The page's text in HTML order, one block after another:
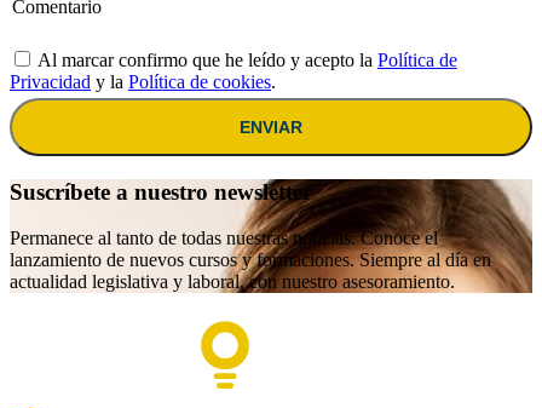
Al marcar confirmo que he leído y acepto la Política de
Privacidad y la Política de cookies.
ENVIAR
Suscríbete a nuestro newsletter
Permanece al tanto de todas nuestras noticias. Conoce el
lanzamiento de nuevos cursos y formaciones. Siempre al día en
actualidad legislativa y laboral, con nuestro asesoramiento.